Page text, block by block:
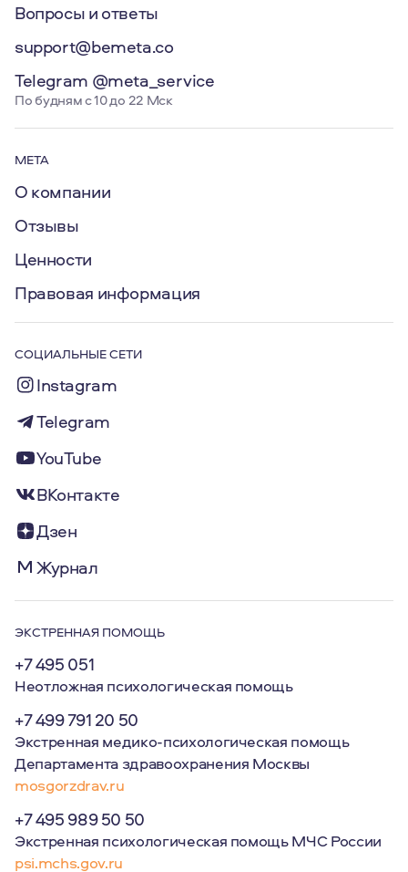
Вопросы и ответы
support@bemeta.co
Telegram @meta_service
По будням с 10 до 22 Мск
МЕТА
О компании
Отзывы
Ценности
Правовая информация
СОЦИАЛЬНЫЕ СЕТИ
Instagram
Telegram
YouTube
ВКонтакте
Дзен
Журнал
ЭКСТРЕННАЯ ПОМОЩЬ
+7 495 051
Неотложная психологическая помощь
+7 499 791 20 50
Экстренная медико-психологическая помощь
Департамента здравоохранения Москвы
mosgorzdrav.ru
+7 495 989 50 50
Экстренная психологическая помощь МЧС России
psi.mchs.gov.ru